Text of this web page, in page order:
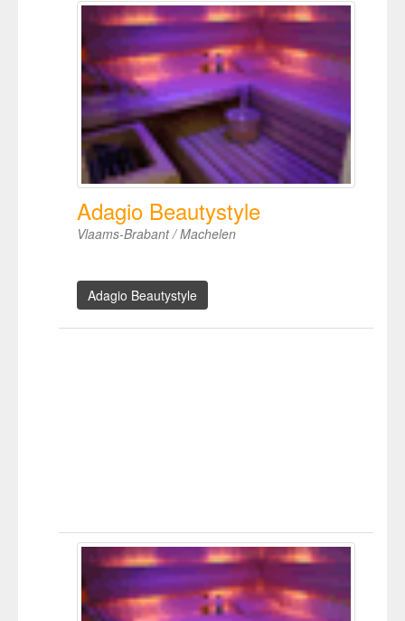
Adagio Beautystyle
Vlaams-Brabant / Machelen
Adagio Beautystyle